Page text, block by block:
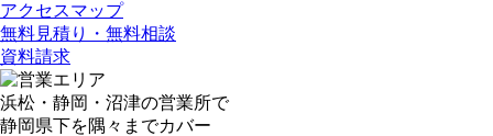
アクセスマップ
無料見積り・無料相談
資料請求
浜松・静岡・沼津の営業所で
静岡県下を隅々までカバー